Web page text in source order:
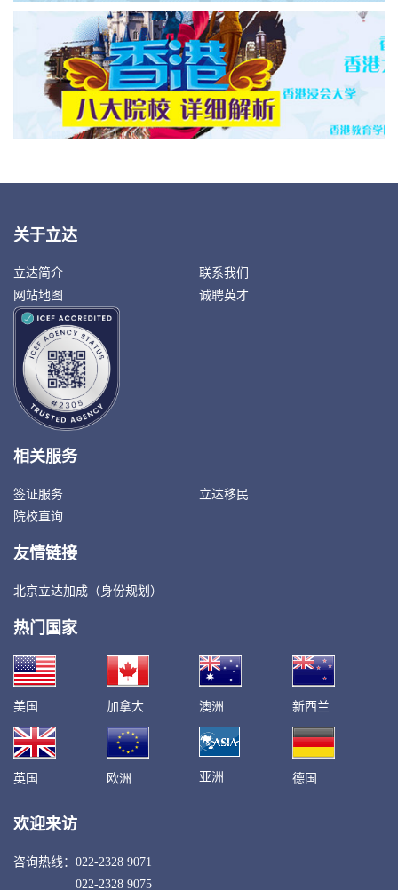
关于立达
立达简介
联系我们
网站地图
诚聘英才
相关服务
签证服务
立达移民
院校直询
友情链接
北京立达加成（身份规划）
热门国家
美国 加拿大 澳洲 新西兰
英国 欧洲 亚洲 德国
欢迎来访
咨询热线： 022-2328 9071
022-2328 9075